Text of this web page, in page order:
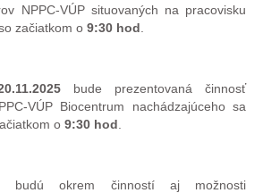
NPPC-VÚP situovaných na pracovisku
so začiatkom o9:30 hod
bude prezentovaná činnosť
VÚP Biocentrum nachádzajúceho sa
o9:30 hod
budú okrem činností aj možnosti